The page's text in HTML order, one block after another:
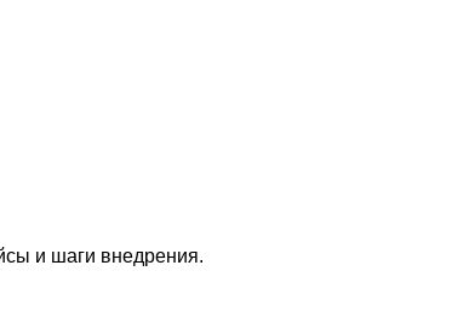
и шаги внедрения.